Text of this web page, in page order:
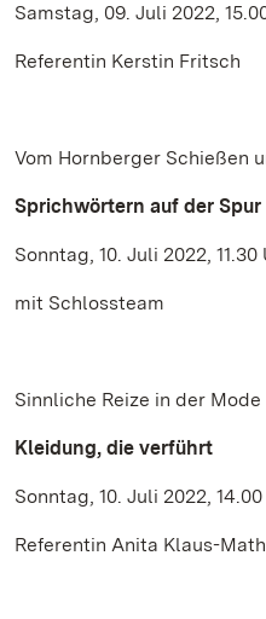
Samstag, 09. Juli 2022,
Referentin Kerstin Fritsch
Vom Hornberger Schießen
Sprichwörtern auf der Spur
Sonntag, 10. Juli 2022, 11.30
mit Schlossteam
Sinnliche Reize in der Mode
Kleidung, die verführt
Sonntag, 10. Juli 2022,
Referentin Anita Klaus-